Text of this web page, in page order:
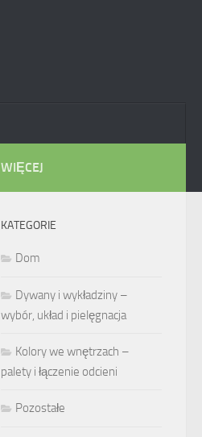
WIĘCEJ
KATEGORIE
Dom
Dywany i wykładziny –
wybór, układ i pielęgnacja
Kolory we wnętrzach –
palety i łączenie odcieni
Pozostałe